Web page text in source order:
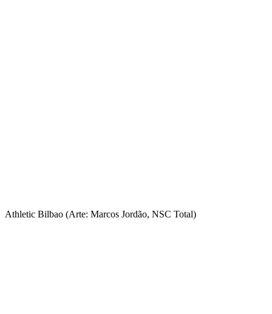
Athletic Bilbao (Arte: Marcos Jordão, NSC Total)